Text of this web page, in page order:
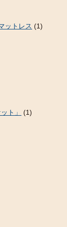
ットレス (1)
ト」
(1)